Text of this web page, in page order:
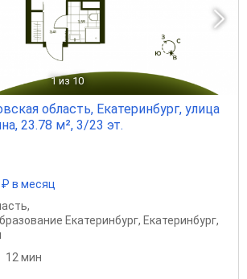
1 из 10
область, Екатеринбург, улица
23.78 м², 3/23 эт.
₽ в месяц
,
Екатеринбург, Екатеринбург,
12 мин